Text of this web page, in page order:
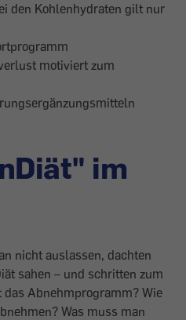
den Kohlenhydraten gilt nur
motiviert zum
im
nicht auslassen, dachten
sahen – und schritten zum
Abnehmprogramm? Wie
Was muss man